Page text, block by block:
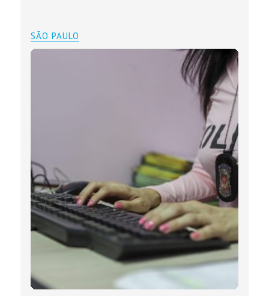
SÃO PAULO